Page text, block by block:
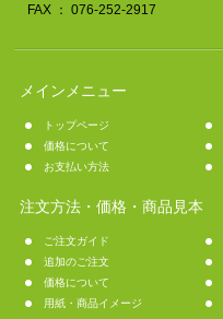
FAX ： 076-252-2917
メインメニュー
トップページ
価格について
お支払い方法
注文方法・価格・商品見本
ご注文ガイド
追加のご注文
価格について
用紙・商品イメージ